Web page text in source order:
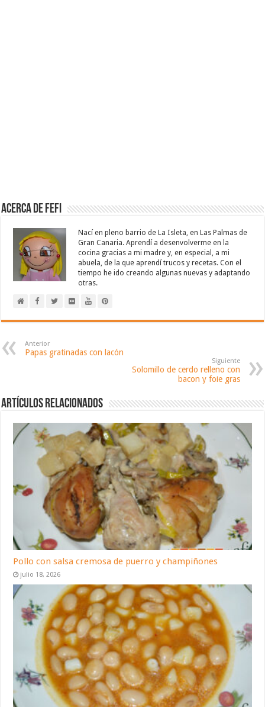
Acerca de Fefi
Nací en pleno barrio de La Isleta, en Las Palmas de
Gran Canaria. Aprendí a desenvolverme en la
cocina gracias a mi madre y, en especial, a mi
abuela, de la que aprendí trucos y recetas. Con el
tiempo he ido creando algunas nuevas y adaptando
otras.
Anterior
Papas gratinadas con lacón
Siguiente
Solomillo de cerdo relleno con
bacon y foie gras
Artículos relacionados
Pollo con salsa cremosa de puerro y champiñones
julio 18, 2026